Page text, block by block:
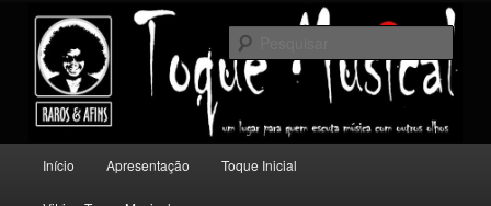
conteúdo
principalToque Musical
Um lugar para quem escuta música com outros olhos.
principal
Início Apresentação Toque Inicial